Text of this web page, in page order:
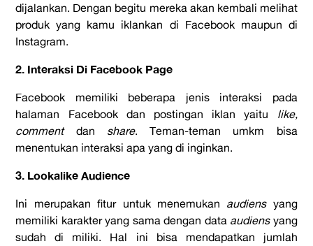
dijalankan. Dengan begitu mereka akan kembali melihat
produk yang kamu iklankan di Facebook maupun di
Instagram.
2. Interaksi Di Facebook Page
Facebook memiliki beberapa jenis interaksi pada
halaman Facebook dan postingan iklan yaitu like,
commentdan share. Teman-teman umkm bisa
menentukan interaksi apa yang di inginkan.
3. Lookalike Audience
Ini merupakan fitur untuk menemukan audiensyang
memiliki karakter yang sama dengan data audiensyang
sudah di miliki. Hal ini bisa mendapatkan jumlah